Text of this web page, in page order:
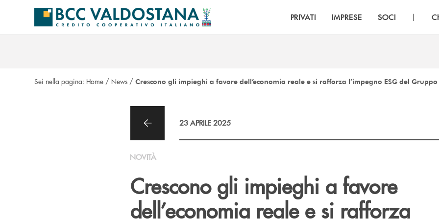
Salta al contenuto principale
PRIVATI IMPRESE SOCI |
Sei nella pagina: Home / News / Crescono gli impieghi a favore dell’economia reale e si rafforza l’impegno ESG del
23 APRILE 2025
NOVITÀ
Crescono gli impieghi a favore
dell’economia reale e si rafforza